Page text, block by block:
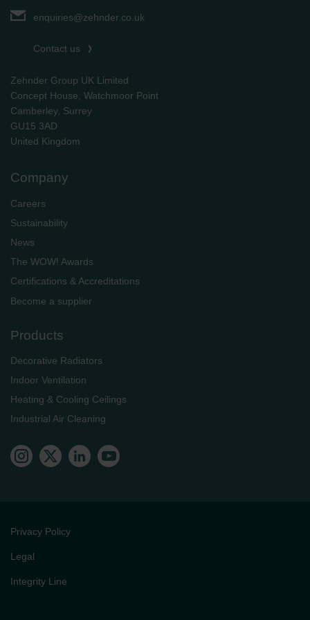
Zehnder Group Schweiz AG: Datenschutz
danych Zehnder
enquiries@zehnder.co.uk
Contact us
Zehnder Group UK Limited
Concept House, Watchmoor Point
Camberley, Surrey
GU15 3AD
​​​​​​​United Kingdom
Company
Careers
Sustainability
News
The WOW! Awards
Certifications & Accreditations
Become a supplier
Products
Decorative Radiators
Indoor Ventilation
Heating & Cooling Ceilings
Industrial Air Cleaning
Privacy Policy
Legal
Integrity Line